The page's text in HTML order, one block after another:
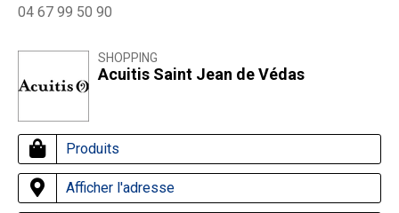
04 67 99 50 90
SHOPPING
Acuitis Saint Jean de Védas
Produits
Afficher l'adresse